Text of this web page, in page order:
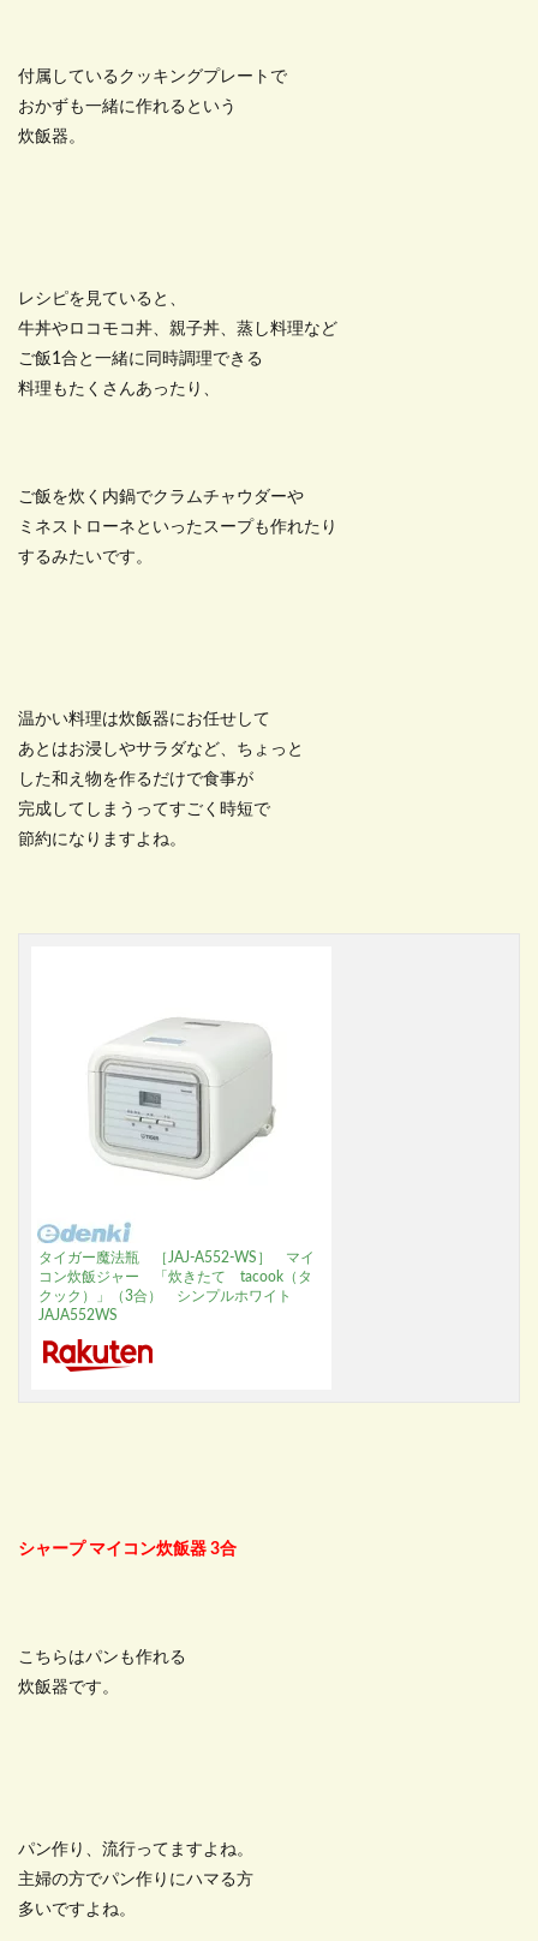
付属しているクッキングプレートで
おかずも一緒に作れるという
炊飯器。
レシピを見ていると、
牛丼やロコモコ丼、親子丼、蒸し料理など
ご飯1合と一緒に同時調理できる
料理もたくさんあったり、
ご飯を炊く内鍋でクラムチャウダーや
ミネストローネといったスープも作れたり
するみたいです。
温かい料理は炊飯器にお任せして
あとはお浸しやサラダなど、ちょっと
した和え物を作るだけで食事が
完成してしまうってすごく時短で
節約になりますよね。
タイガー魔法瓶 ［JAJ-A552-WS］ マイ
コン炊飯ジャー 「炊きたて tacook（タ
クック）」（3合） シンプルホワイト
JAJA552WS
シャープ マイコン炊飯器 3合
こちらはパンも作れる
炊飯器です。
パン作り、流行ってますよね。
主婦の方でパン作りにハマる方
多いですよね。